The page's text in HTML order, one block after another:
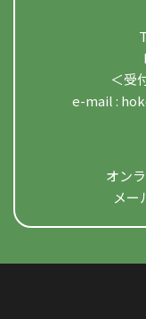
＜受
e-mail :
オン
メー